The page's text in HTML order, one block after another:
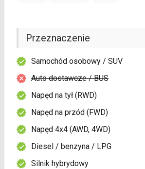
Przeznaczenie
Samochód osobowy / SUV
Auto dostawcze / BUS
Napęd na tył (RWD)
Napęd na przód (FWD)
Napęd 4x4 (AWD, 4WD)
Diesel / benzyna / LPG
Silnik hybrydowy